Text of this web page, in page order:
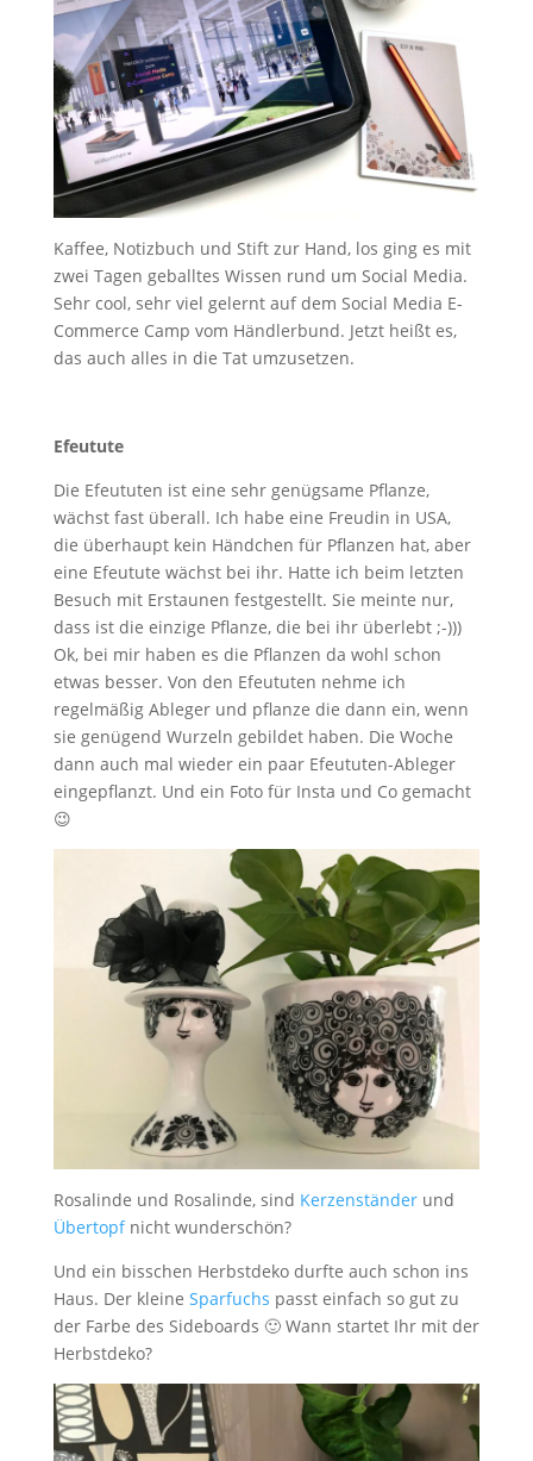
Kaffee, Notizbuch und Stift zur Hand, los ging es mit
zwei Tagen geballtes Wissen rund um Social Media.
Sehr cool, sehr viel gelernt auf dem Social Media E-
Commerce Camp vom Händlerbund. Jetzt heißt es,
das auch alles in die Tat umzusetzen.
Efeutute
Die Efeututen ist eine sehr genügsame Pflanze,
wächst fast überall. Ich habe eine Freudin in USA,
die überhaupt kein Händchen für Pflanzen hat, aber
eine Efeutute wächst bei ihr. Hatte ich beim letzten
Besuch mit Erstaunen festgestellt. Sie meinte nur,
dass ist die einzige Pflanze, die bei ihr überlebt ;-)))
Ok, bei mir haben es die Pflanzen da wohl schon
etwas besser. Von den Efeututen nehme ich
regelmäßig Ableger und pflanze die dann ein, wenn
sie genügend Wurzeln gebildet haben. Die Woche
dann auch mal wieder ein paar Efeututen-Ableger
eingepflanzt. Und ein Foto für Insta und Co gemacht
😉
Rosalinde und Rosalinde, sind Kerzenständerund
Übertopfnicht wunderschön?
Und ein bisschen Herbstdeko durfte auch schon ins
Haus. Der kleine Sparfuchs passt einfach so gut zu
der Farbe des Sideboards 🙂 Wann startet Ihr mit der
Herbstdeko?